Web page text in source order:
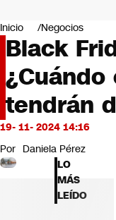
Negocios
Deportes
Programas
Cultura
Servicios
Bits
CNN tiempo
Futuro 360
Opinión
Inicio Negocios
Black
tendrán
19- 11- 2024 14:16
Por Daniela Pérez
LO
MÁS
LEÍDO